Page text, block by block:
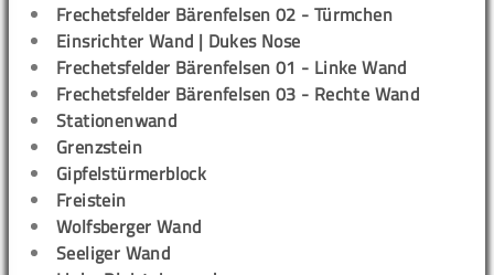
Frechetsfelder Bärenfelsen 02 - Türmchen
Einsrichter Wand | Dukes Nose
Frechetsfelder Bärenfelsen 01 - Linke Wand
Frechetsfelder Bärenfelsen 03 - Rechte Wand
Stationenwand
Grenzstein
Gipfelstürmerblock
Freistein
Wolfsberger Wand
Seeliger Wand